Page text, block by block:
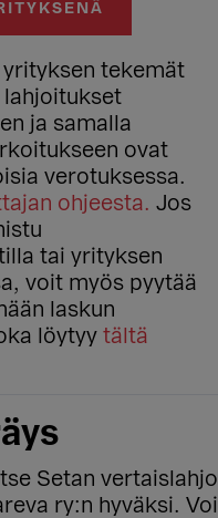
tekemät
lahjoitukset
ja samalla
ovat
verotuksessa.
ohjeesta. Jos
tai yrityksen
voit myös pyytää
laskun
löytyy tältä
Setan
ry:n hyväksi.